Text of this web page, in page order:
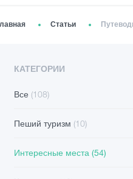
Статьи
КАТЕГОРИИ
Все (108)
Пеший туризм (10)
Интересные места (54)